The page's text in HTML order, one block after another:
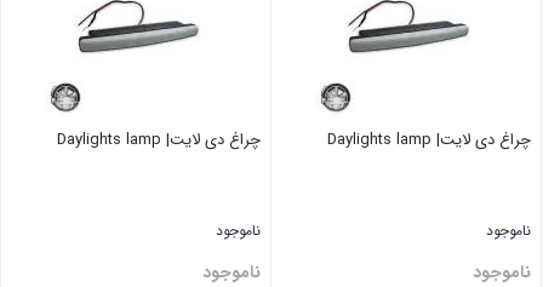
چراغ دی لایت| Daylights lamp
ناموجود
ناموجود
چراغ دی لایت| Daylights lamp
ناموجود
ناموجود